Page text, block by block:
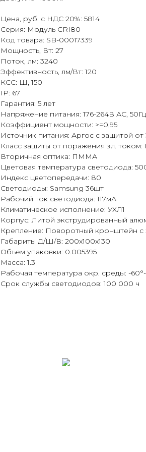
Цена, руб. с НДС 20%: 5814
Серия: Модуль CRI80
Код товара: SB-00017339
Мощность, Вт: 27
Поток, лм: 3240
Эффективность, лм/Вт: 120
КСС: Ш, 150
IP: 67
Гарантия: 5 лет
Напряжение питания: 176-264В АС, 50Гц
Коэффициент мощности: >=0,95
Источник питания: Аргос с защитой
Класс защиты от поражения эл. током: I
Вторичная оптика: ПММА
Цветовая температура светодиода:
Индекс цветопередачи: 80
Светодиоды: Samsung 36шт
Рабочий ток светодиода: 117мА
Климатическое исполнение: УХЛ1
Корпус: Литой экструдированный
Крепление: Поворотный кронштейн с
Габариты Д/Ш/В: 200х100х130
Объем упаковки: 0.005395
Масса: 1.3
Рабочая температура окр. среды: -
Срок службы светодиодов: 100 000 ч